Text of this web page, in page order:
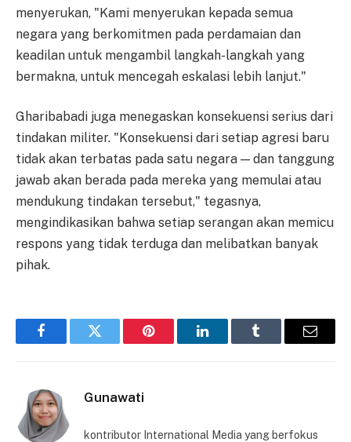
menyerukan, "Kami menyerukan kepada semua
negara yang berkomitmen pada perdamaian dan
keadilan untuk mengambil langkah-langkah yang
bermakna, untuk mencegah eskalasi lebih lanjut."
Gharibabadi juga menegaskan konsekuensi serius dari
tindakan militer. "Konsekuensi dari setiap agresi baru
tidak akan terbatas pada satu negara — dan tanggung
jawab akan berada pada mereka yang memulai atau
mendukung tindakan tersebut," tegasnya,
mengindikasikan bahwa setiap serangan akan memicu
respons yang tidak terduga dan melibatkan banyak
pihak.
FacebookTwitter Pinterest LinkedInTumblr Email
Gunawati
kontributor International Media yang berfokus